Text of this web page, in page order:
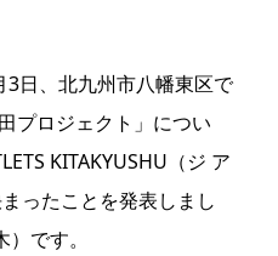
日、北九州市八幡東区で
プロジェクト」につい
KITAKYUSHU（ジ ア
ったことを発表しまし
です。